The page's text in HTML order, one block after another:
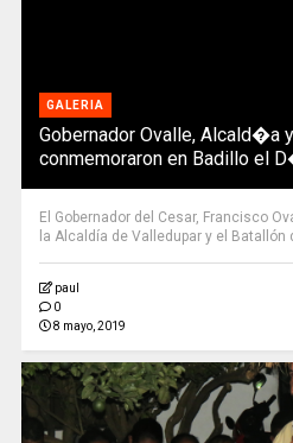
GALERIA
Gobernador Ovalle, Alcald�a
conmemoraron en Badillo el
El Gobernador del Cesar, Francisco
la Alcaldía de Valledupar y el Batallón
paul
0
8 mayo, 2019